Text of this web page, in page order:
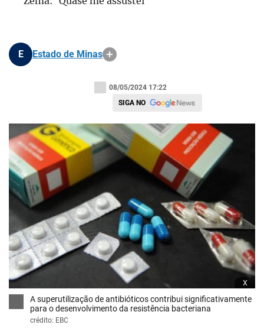
E Estado de Minas
08/05/2024 17:22
SIGA NO
x
A superutilização de antibióticos contribui significativamente
para o desenvolvimento da resistência bacteriana
crédito: EBC